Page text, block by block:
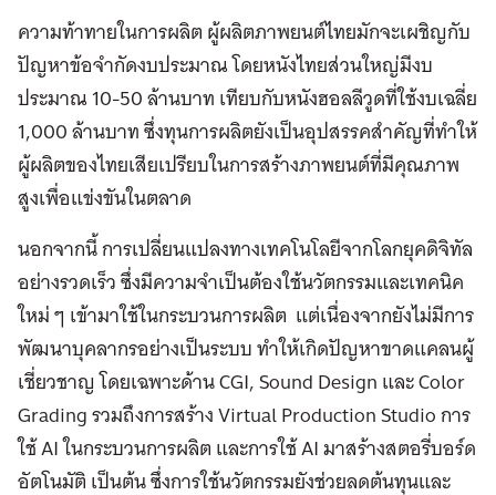
ความท้าทายในการผลิต ผู้ผลิตภาพยนต์ไทยมักจะเผชิญกับ
ปัญหาข้อจำกัดงบประมาณ โดยหนังไทยส่วนใหญ่มีงบ
ประมาณ 10-50 ล้านบาท เทียบกับหนังฮอลลีวูดที่ใช้งบเฉลี่ย
1,000 ล้านบาท ซึ่งทุนการผลิตยังเป็นอุปสรรคสำคัญที่ทำให้
ผู้ผลิตของไทยเสียเปรียบในการสร้างภาพยนต์ที่มีคุณภาพ
สูงเพื่อแข่งขันในตลาด
นอกจากนี้ การเปลี่ยนแปลงทางเทคโนโลยีจากโลกยุคดิจิทัล
อย่างรวดเร็ว ซึ่งมีความจำเป็นต้องใช้นวัตกรรมและเทคนิค
ใหม่ ๆ เข้ามาใช้ในกระบวนการผลิต แต่เนื่องจากยังไม่มีการ
พัฒนาบุคลากรอย่างเป็นระบบ ทำให้เกิดปัญหาขาดแคลนผู้
เชี่ยวชาญ โดยเฉพาะด้าน CGI, Sound Design และ Color
Grading รวมถึงการสร้าง Virtual Production Studio การ
ใช้ AI ในกระบวนการผลิต และการใช้ AI มาสร้างสตอรี่บอร์ด
อัตโนมัติ เป็นต้น ซึ่งการใช้นวัตกรรมยังช่วยลดต้นทุนและ